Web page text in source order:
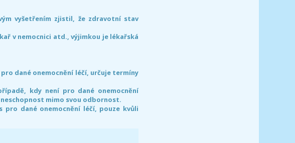
vyšetřením zjistil, že zdravotní stav
v nemocnici atd., výjimkou je lékařská
dané onemocnění léčí, určuje termíny
kdy není pro dané onemocnění
mimo svou odbornost.
pro dané onemocnění léčí, pouze kvůli